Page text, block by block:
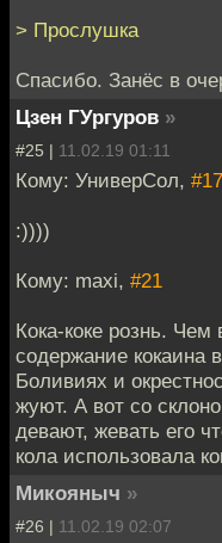
> Прослушка
Спасибо. Занёс в
Цзен ГУргуров »
#25 | 11.02.19 01:11
Кому: УниверСол, #17
:))))
Кому: maxi, #21
Кока-коке рознь.
содержание кокаина
Боливиях и
жуют. А вот со
девают, жевать его
кола использовала
Микояныч »
#26 | 11.02.19 02:07